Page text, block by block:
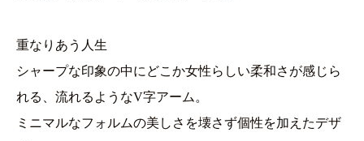
重なりあう人生
シャープな印象の中にどこか女性らしい柔和さが感じら
れる、流れるようなV字アーム。
ミニマルなフォルムの美しさを壊さず個性を加えたデザ